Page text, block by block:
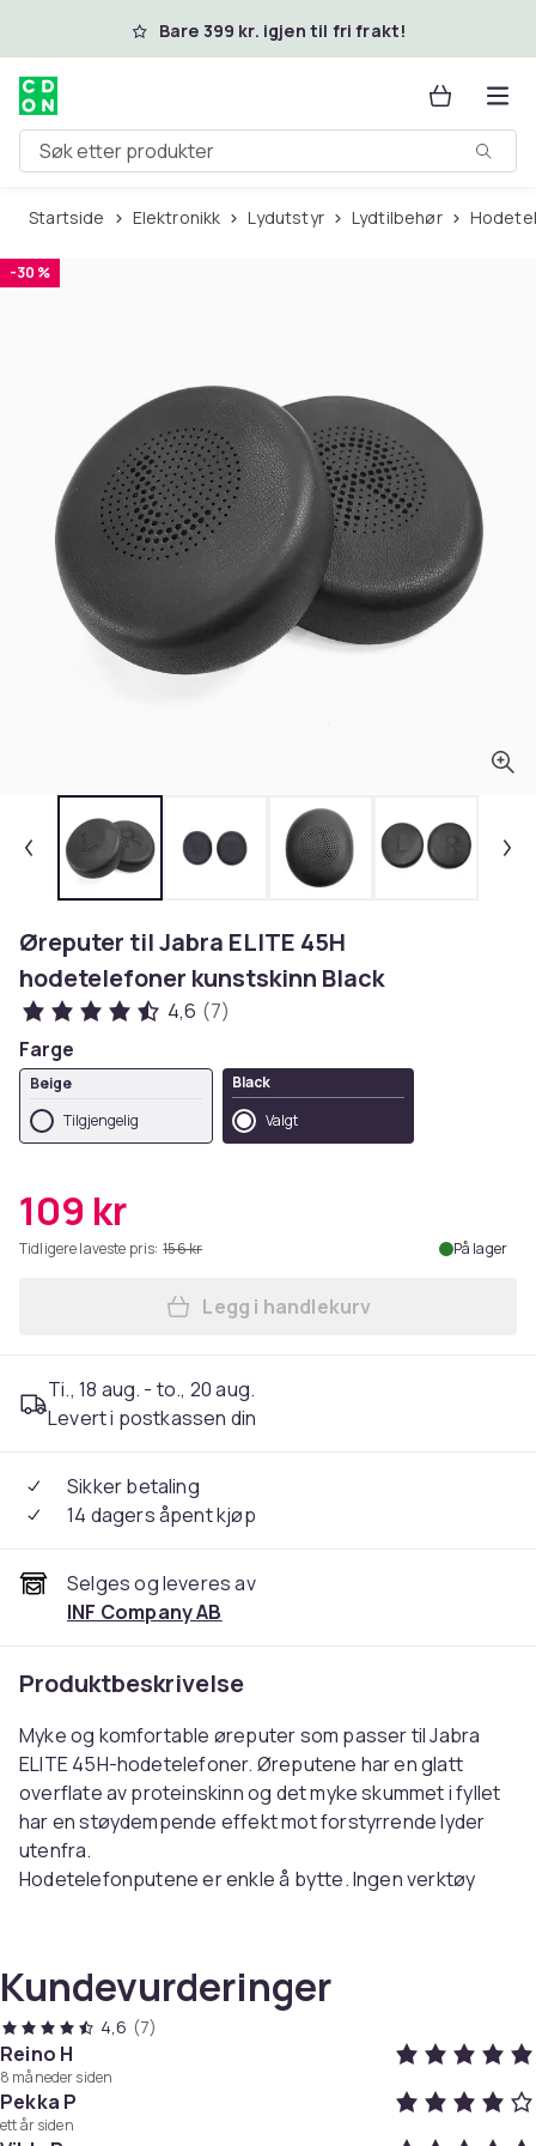
Hopp til hovedinnholdBare 399 kr. igjen til fri frakt!
Søk etter produkter
Startside Elektronikk Lydutstyr Lydtilbehør
-30 %
Øreputer til Jabra ELITE 45H
hodetelefoner kunstskinn Black
4,6 (7)
Farge
Beige
Tilgjengelig
Black
Valgt
109 kr
Tidligere laveste pris: 156 kr På lager
Legg Øreputer til Jabra
Legg i handlekurv
Ti., 18 aug. - to., 20 aug.
Levert i postkassen din
Sikker betaling
14 dagers åpent kjøp
Selges og leveres av
INF Company AB
Produktbeskrivelse
Myke og komfortable øreputer som passer til Jabra
ELITE 45H-hodetelefoner. Øreputene har en glatt
overflate av proteinskinn og det myke skummet i fyllet
har en støydempende effekt mot forstyrrende lyder
utenfra.
Hodetelefonputene er enkle å bytte. Ingen verktøy
Størrelse: 7,5×6,5×2 cm
Materialer: Proteinskinn, mykt skum
Kompatibel med: Jabra ELITE 45h
Merk: Av hygieniske årsaker er det ikke mulig å
returnere eller bytte produktet dersom
Kundevurderinger
4,6 (7)
Reino H
8 måneder siden
Pekka P
ett år siden